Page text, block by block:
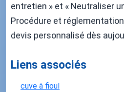
entretien » et « Neutraliser
Procédure et
devis personnalisé dès
Liens associés
cuve à fioul